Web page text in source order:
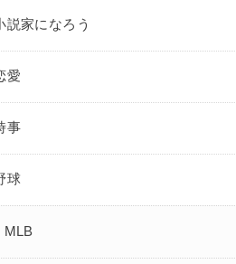
説家になろう
愛
事
球
MLB